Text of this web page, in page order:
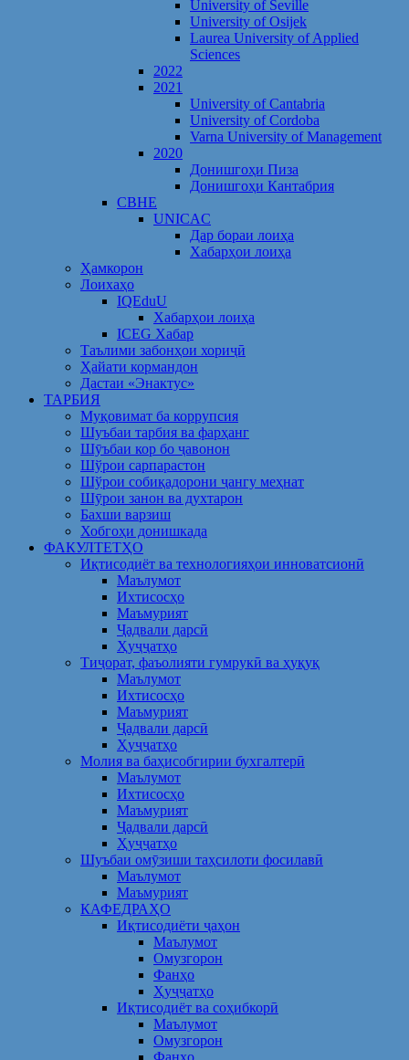
University of Seville
University of Osijek
Laurea University of Applied
Sciences
2022
2021
University of Cantabria
University of Cordoba
Varna University of Management
2020
Донишгоҳи Пиза
Донишгоҳи Кантабрия
CBHE
UNICAC
Дар бораи лоиҳа
Хабарҳои лоиҳа
Ҳамкорон
Лоихаҳо
IQEduU
Хабарҳои лоиҳа
ICEG Хабар
Таълими забонҳои хориҷӣ
Ҳайати кормандон
Дастаи «Энактус»
ТАРБИЯ
Муқовимат ба коррупсия
Шуъбаи тарбия ва фарҳанг
Шӯъбаи кор бо ҷавонон
Шўрои сарпарастон
Шўрои собиқадорони ҷангу меҳнат
Шӯрои занон ва духтарон
Бахши варзиш
Хобгоҳи донишкада
ФАКУЛТЕТҲО
Иқтисодиёт ва технологияҳои инноватсионӣ
Маълумот
Ихтисосҳо
Маъмурият
Ҷадвали дарсӣ
Ҳуҷҷатҳо
Тиҷорат, фаъолияти гумрукӣ ва ҳуқуқ
Маълумот
Ихтисосҳо
Маъмурият
Ҷадвали дарсӣ
Ҳуҷҷатҳо
Молия ва баҳисобгирии бухгалтерӣ
Маълумот
Ихтисосҳо
Маъмурият
Ҷадвали дарсӣ
Ҳуҷҷатҳо
Шуъбаи омӯзиши таҳсилоти фосилавӣ
Маълумот
Маъмурият
КАФЕДРАҲО
Иқтисодиёти ҷаҳон
Маълумот
Омузгорон
Фанҳо
Ҳуҷҷатҳо
Иқтисодиёт ва соҳибкорӣ
Маълумот
Омузгорон
Фанҳо